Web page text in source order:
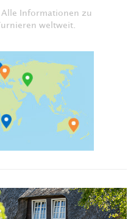
Informationen zu
weltweit.